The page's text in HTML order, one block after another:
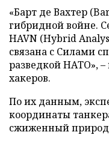
«Барт де Вахтер
гибридной войне.
HAVN (Hybrid
связана с Силами
разведкой НАТО», –
хакеров.
По их данным,
координаты
сжиженный